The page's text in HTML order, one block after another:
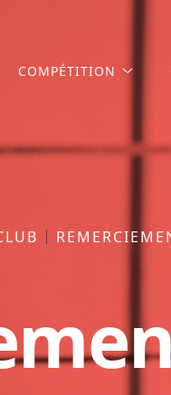
COMPÉTITION